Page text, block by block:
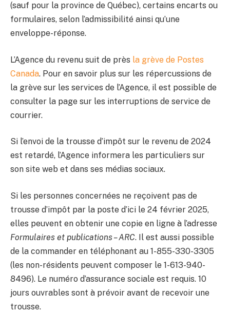
(sauf pour la province de Québec), certains encarts ou
formulaires, selon l’admissibilité ainsi qu’une
enveloppe-réponse.
L’Agence du revenu suit de près la grève de Postes
Canada. Pour en savoir plus sur les répercussions de
la grève sur les services de l’Agence, il est possible de
consulter la page sur les interruptions de service de
courrier.
Si l’envoi de la trousse d’impôt sur le revenu de 2024
est retardé, l’Agence informera les particuliers sur
son site web et dans ses médias sociaux.
Si les personnes concernées ne reçoivent pas de
trousse d’impôt par la poste d’ici le 24 février 2025,
elles peuvent en obtenir une copie en ligne à l’adresse
Formulaires et publications – ARC. Il est aussi possible
de la commander en téléphonant au 1-855-330-3305
(les non-résidents peuvent composer le 1-613-940-
8496). Le numéro d’assurance sociale est requis. 10
jours ouvrables sont à prévoir avant de recevoir une
trousse.